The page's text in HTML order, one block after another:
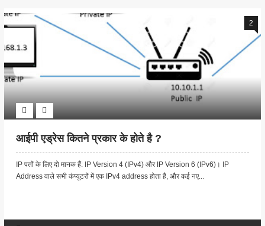
2
आईपी एड्रेस कितने प्रकार के होते है ?
IP पतों के लिए दो मानक हैं: IP Version 4 (IPv4) और IP Version 6 (IPv6)। IP
Address वाले सभी कंप्यूटरों में एक IPv4 address होता है, और कई नए...